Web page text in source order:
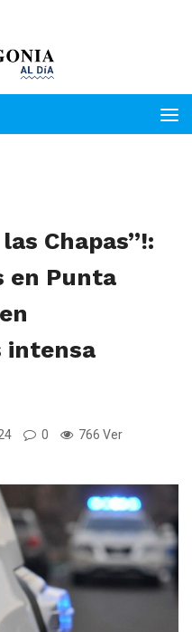
Chapas”!:
en Punta
intensa
0 766 Ver